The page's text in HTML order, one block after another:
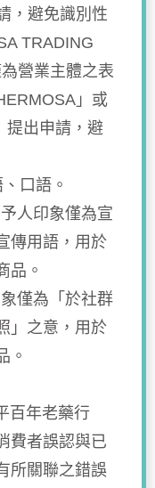
，避免識別性
TRADING
營業主體之表
」或
提出申請，避
口語。
人印象僅為宣
傳用語，用於
品。
僅為「於社群
」之意，用於
。
百年老藥行
費者誤認與已
所關聯之錯誤